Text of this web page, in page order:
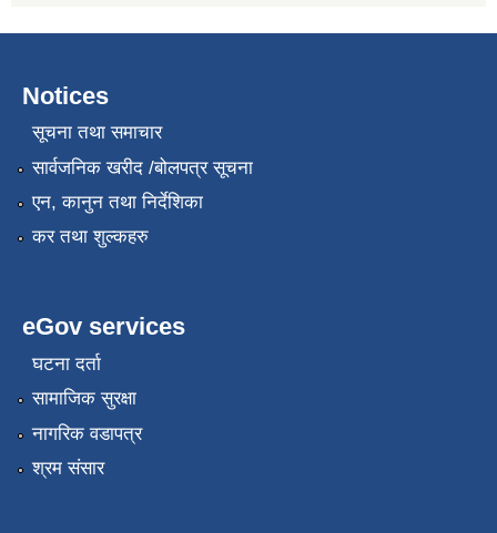
Notices
सूचना तथा समाचार
सार्वजनिक खरीद /बोलपत्र सूचना
एन, कानुन तथा निर्देशिका
कर तथा शुल्कहरु
eGov services
घटना दर्ता
सामाजिक सुरक्षा
नागरिक वडापत्र
श्रम संसार